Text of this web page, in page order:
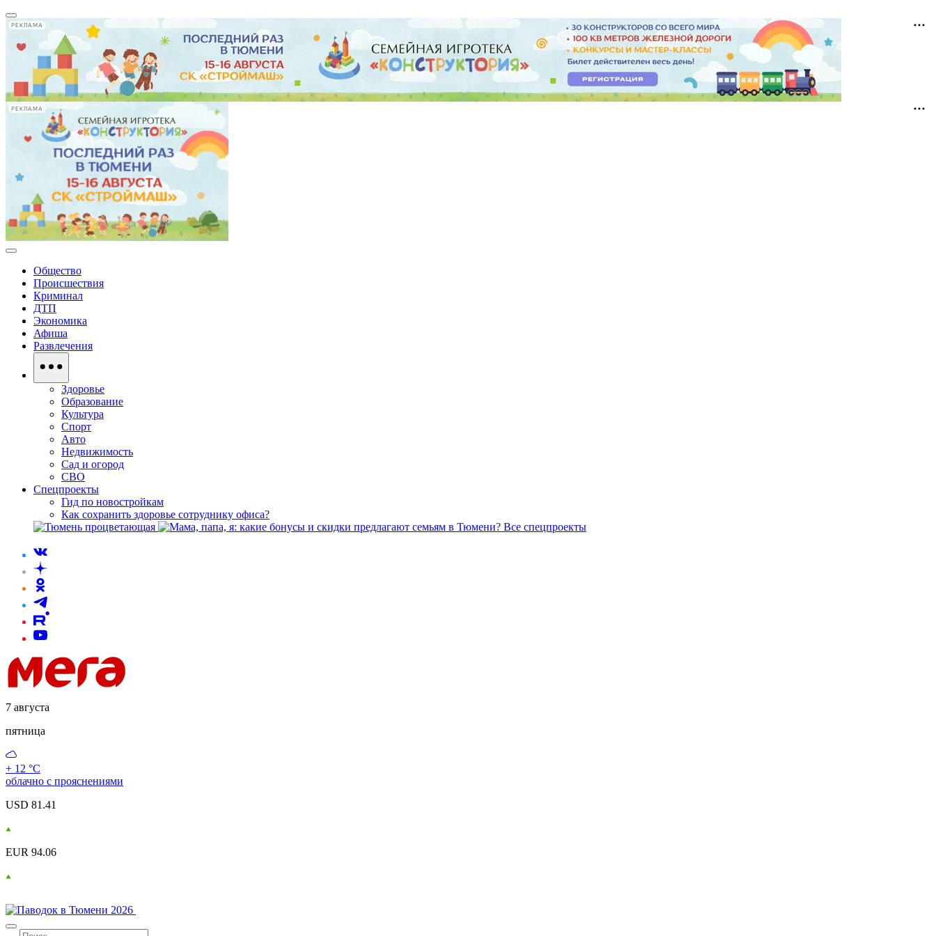
РЕКЛАМА
РЕКЛАМА
Общество
Происшествия
Криминал
ДТП
Экономика
Афиша
Развлечения
Здоровье
Образование
Культура
Спорт
Авто
Недвижимость
Сад и огород
СВО
Спецпроекты
Гид по новостройкам
Как сохранить здоровье сотруднику офиса?
Все спецпроекты
7 августа
пятница
+ 12 °С
облачно с прояснениями
USD 81.41
EUR 94.06